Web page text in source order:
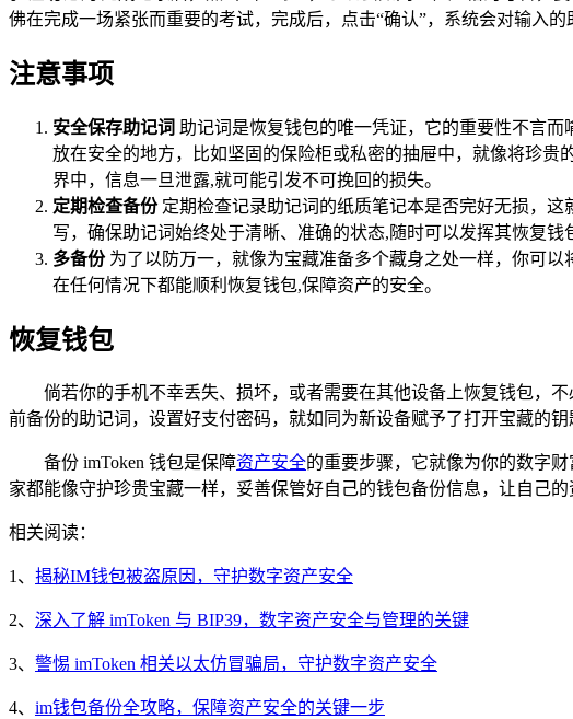
佛在完成一场紧张而重要的考试，完成后，点击“确认”，系统会对输入
注意事项
安全保存助记词 助记词是恢复钱包的唯一凭证，它的重要性不言
放在安全的地方，比如坚固的保险柜或私密的抽屉中，就像将珍
界中，信息一旦泄露,就可能引发不可挽回的损失。
定期检查备份定期检查记录助记词的纸质笔记本是否完好无损，
写，确保助记词始终处于清晰、准确的状态,随时可以发挥其恢复钱
多备份为了以防万一，就像为宝藏准备多个藏身之处一样，你可
在任何情况下都能顺利恢复钱包,保障资产的安全。
恢复钱包
倘若你的手机不幸丢失、损坏，或者需要在其他设备上恢复钱包，
前备份的助记词，设置好支付密码，就如同为新设备赋予了打开宝藏的
备份 imToken 钱包是保障资产安全的重要步骤，它就像为你的数字
家都能像守护珍贵宝藏一样，妥善保管好自己的钱包备份信息，让自己
相关阅读：
1、 揭秘IM钱包被盗原因，守护数字资产安全
2、 深入了解 imToken 与 BIP39，数字资产安全与管理的关键
3、 警惕 imToken 相关以太仿冒骗局，守护数字资产安全
4、 im钱包备份全攻略，保障资产安全的关键一步